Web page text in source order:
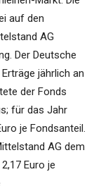
auf den
AG
Der Deutsche
jährlich an
der Fonds
für das Jahr
je Fondsanteil.
AG dem
Euro je